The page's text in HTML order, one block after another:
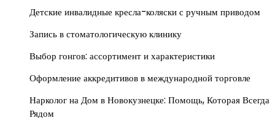
Детские инвалидные кресла-коляски с ручным приводом
Запись в стоматологическую клинику
Выбор гонгов: ассортимент и характеристики
Оформление аккредитивов в международной торговле
Нарколог на Дом в Новокузнецке: Помощь, Которая Всегда
Рядом